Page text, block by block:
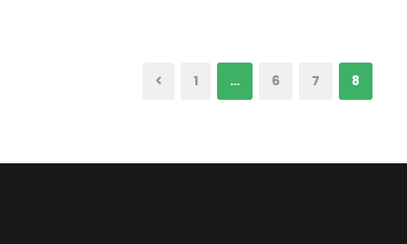
1 … 6 7 8